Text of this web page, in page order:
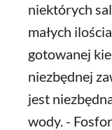
niektórych
małych
gotowanej
niezbędnej
jest
wody. -